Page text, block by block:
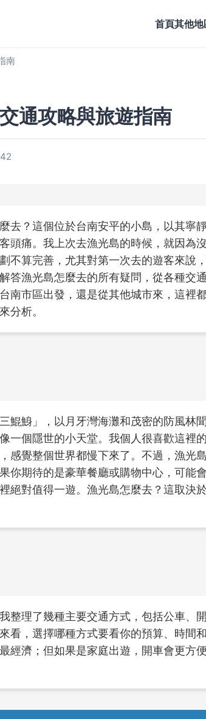
首頁其他
南
通攻略與旅遊指南
去？這個位於台南安平的小島，以其寧
頭痛。我上次去漁光島的時候，就因為
不算完善，尤其對第一次去的遊客來說
答漁光島怎麼去的所有疑問，從各種交
南市區出發，還是從其他城市來，這裡
分析。
鯤鯓」，以月牙灣海灘和茂密的防風林聞
一個隱世的小天堂。我個人很喜歡這裡
感覺整個世界都慢下來了。不過，漁光
你期待的是豪華餐廳或購物中心，可能
絕對值得一遊。漁光島怎麼去？這取決
整理了幾種主要交通方式，包括公車、開
看，選擇哪種方式要看你的預算、時間
經濟；但如果是家庭出遊，開車會更方便